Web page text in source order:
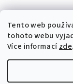
Tento web
tohoto webu
Více informacízde.